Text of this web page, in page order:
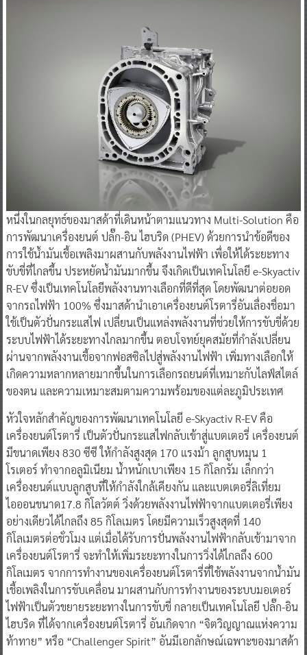
หนึ่งในกลยุทธ์ของมาสด้าที่เดินหน้าตามแนวทาง Multi-Solution คือ
การพัฒนาเครื่องยนต์ ปลั๊ก-อิน ไฮบริด (PHEV) ด้วยการนำข้อดีของ
การใช้น้ำมันเชื้อเพลิงมาผสานกับพลังงานไฟฟ้า เพื่อให้ได้ระยะทาง
ขับขี่ที่ไกลขึ้น ประหยัดน้ำมันมากขึ้น จึงเกิดเป็นเทคโนโลยี e-Skyactiv
R-EV ซึ่งเป็นเทคโนโลยีพลังงานทางเลือกที่ดีที่สุด โดยพัฒนาต่อยอด
จากรถไฟฟ้า 100% ซึ่งมาสด้านำเอาเครื่องยนต์โรตารี่อันเลื่องชื่อมา
ใช้เป็นตัวปั่นกระแสไฟ เปลี่ยนเป็นแหล่งพลังงานที่ช่วยให้การขับขี่ด้วย
ระบบไฟฟ้าได้ระยะทางไกลมากขึ้น ตอบโจทย์ยุคสมัยที่กำลังเปลี่ยน
ผ่านจากพลังงานเชื้อจากฟอสซิลไปสู่พลังงานไฟฟ้า เพิ่มทางเลือกให้
เกิดความหลากหลายมากขึ้นในการเลือกรถยนต์ที่เหมาะกับไลฟ์สไตล์
ของตน และความเหมาะสมตามความพร้อมของแต่ละภูมิประเทศ
หัวใจหลักสำคัญของการพัฒนาเทคโนโลยี e-Skyactiv R-EV คือ
เครื่องยนต์โรตารี่ เป็นตัวปั่นกระแสไฟกลับเข้าสู่แบตเตอรี่ เครื่องยนต์
มีขนาดเพียง 830 ซีซี ให้กำลังสูงสุด 170 แรงม้า ลูกสูบหมุน 1
โรเตอร์ ทำจากอลูมิเนียม น้ำหนักเบาเพียง 15 กิโลกรัม เล็กกว่า
เครื่องยนต์แบบลูกสูบที่ให้กำลังใกล้เคียงกัน และแบตเตอรี่ลิเที่ยม
ไอออนขนาด17.8 กิโลวัตต์ วิ่งด้วยพลังงานไฟฟ้าจากแบตเตอรี่เพียง
อย่างเดียวได้ไกลถึง 85 กิโลเมตร โดยมีความเร็วสูงสุดที่ 140
กิโลเมตรต่อชั่วโมง แต่เมื่อได้รับการปั่นพลังงานไฟฟ้ากลับเข้ามาจาก
เครื่องยนต์โรตารี่ จะทำให้เพิ่มระยะทางในการวิ่งได้ไกลถึง 600
กิโลเมตร จากการทำงานของเครื่องยนต์โรตารี่ที่ใช้พลังงานจากน้ำมัน
เชื้อเพลิงในการขับเคลื่อน มาผสานกับการทำงานของระบบมอเตอร์
ไฟฟ้าเป็นตัวขยายระยะทางในการขับขี่ กลายเป็นเทคโนโลยี ปลั๊ก-อิน
ไฮบริด ที่ได้จากเครื่องยนต์โรตารี่ อันเกิดจาก “จิตวิญญาณแห่งความ
ท้าทาย” หรือ “Challenger Spirit” อันมีเอกลักษณ์เฉพาะของมาสด้า